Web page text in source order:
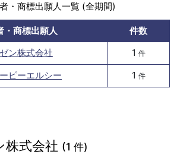
・商標出願人一覧 (全期間)
・商標出願人
件数
ン株式会社
1 件
ピーエルシー 1 件
株式会社 (1 件)